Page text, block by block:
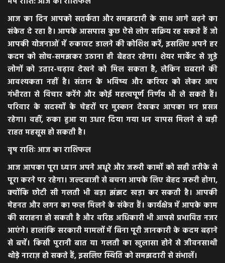
Gallery
आज का दिन आपको सतर्कता और समझदारी के साथ आगे बढ़ने का
संकेत दे रहा है। आपके आसपास कुछ ऐसे लोग सक्रिय रह सकते हैं जो
आपकी योजनाओं में रुकावट डालने की कोशिश करें, इसलिए अपने हर
कदम को सोच-समझकर उठाना ही बेहतर रहेगा। शेयर मार्केट से जुड़े
लोगों को उतार-चढ़ाव देखने को मिल सकता है, लेकिन घबराने की
आवश्यकता नहीं है। संतान के भविष्य और करियर को लेकर आप
गंभीरता से विचार करेंगे और कोई महत्वपूर्ण निर्णय भी ले सकते हैं।
परिवार के सदस्यों के चेहरों पर मुस्कान देखकर आपका मन प्रसन्न
रहेगा। वहीं, रुका हुआ या उधार दिया गया धन वापस मिलने से बड़ी
राहत महसूस हो सकती है।
वृष राशिः आज का राशिफल
आज आपका पूरा ध्यान अपने अधूरे और जरूरी कामों को सही तरीके से
पूरा करने पर रहेगा। जल्दबाजी से बचना आपके लिए बेहद जरूरी होगा,
क्योंकि छोटी सी गलती भी बड़ा झंझट खड़ा कर सकती है। आपकी
मेहनत और लगन का फल मिलने के संकेत हैं। कार्यक्षेत्र में आपके काम
की सराहना हो सकती है और वरिष्ठ अधिकारी भी आपसे प्रभावित नजर
आएंगे। हालांकि सरकारी मामलों में बिना पूरी जानकारी के कदम बढ़ाने
से बचें। किसी पुरानी बात या गलती का खुलासा होने से जीवनसाथी
थोड़े नाराज़ हो सकते हैं, इसलिए स्थिति को समझदारी से संभालें।